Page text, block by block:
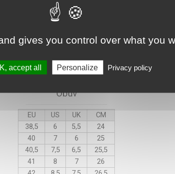
Délka nohavice
cm
76 81
Poznámka: délka nohavic se
Obuv
EU US UK
CM
38,5
6 5,5
24
40
7 6
25
40,5
7,5 6,5
25,5
41
8 7
26
gives you control over what you
accept all Personalize Privacy policy